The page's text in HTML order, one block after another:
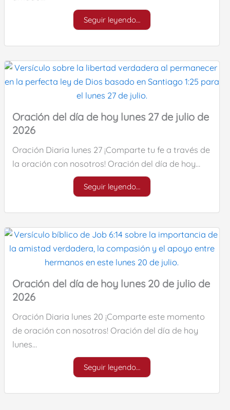
Seguir leyendo…
Oración del día de hoy lunes 27 de julio de
2026
Oración Diaria lunes 27 ¡Comparte tu fe a través de
la oración con nosotros! Oración del día de hoy…
Seguir leyendo…
Oración del día de hoy lunes 20 de julio de
2026
Oración Diaria lunes 20 ¡Comparte este momento
de oración con nosotros! Oración del día de hoy
lunes…
Seguir leyendo…